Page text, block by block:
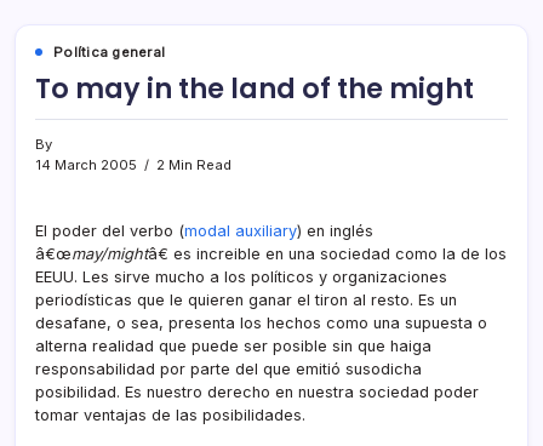
Polí­tica general
To may in the land of the might
By
14 March 2005
2 Min Read
El poder del verbo (modal auxiliary) en inglés
â€œmay/mightâ€ es increible en una sociedad como la de los
EEUU. Les sirve mucho a los polí­ticos y organizaciones
periodí­sticas que le quieren ganar el tiron al resto. Es un
desafane, o sea, presenta los hechos como una supuesta o
alterna realidad que puede ser posible sin que haiga
responsabilidad por parte del que emitió susodicha
posibilidad. Es nuestro derecho en nuestra sociedad poder
tomar ventajas de las posibilidades.